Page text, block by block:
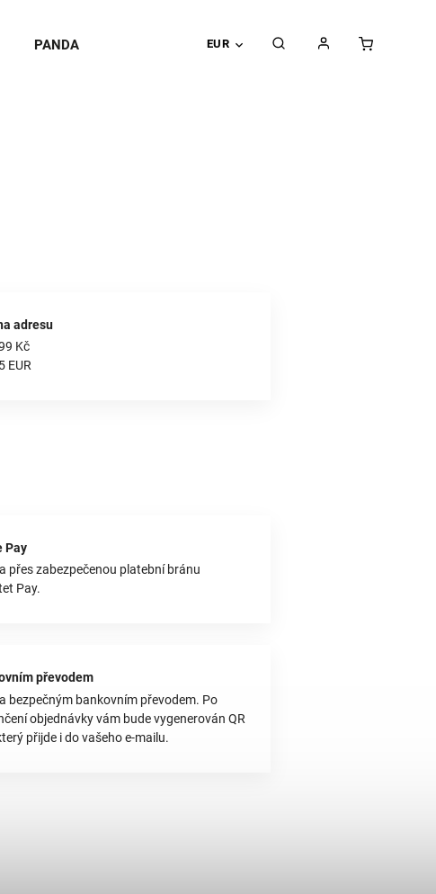
EUR
PANDA
adresu
Kč
EUR
Pay
přes zabezpečenou platební bránu
Pay.
převodem
bezpečným bankovním převodem. Po
objednávky vám bude vygenerován QR
přijde i do vašeho e-mailu.